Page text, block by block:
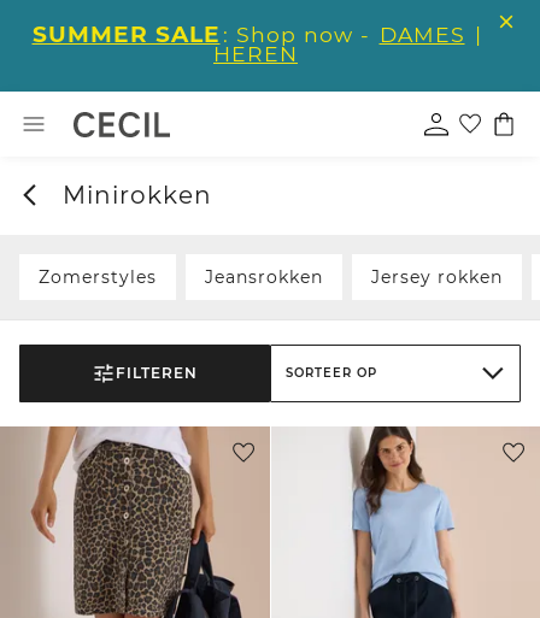
SUMMER SALE : Shop now - DAMES |
HEREN
Minirokken
Zomerstyles Jeansrokken Jersey rokken
FILTEREN SORTEER OP